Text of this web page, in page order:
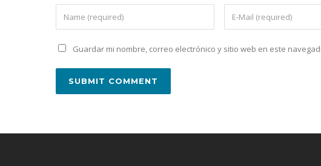
Guardar mi nombre, correo electrónico y sitio web en este